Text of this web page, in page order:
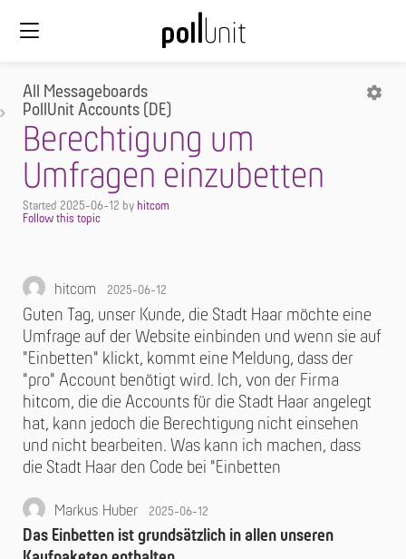
All Messageboards
PollUnit Accounts (DE)
Berechtigung um
Umfragen einzubetten
Started 2025-06-12 by hitcom
hitcom 2025-06-12
Guten Tag, unser Kunde, die Stadt Haar möchte eine
Umfrage auf der Website einbinden und wenn sie auf
"Einbetten" klickt, kommt eine Meldung, dass der
"pro" Account benötigt wird. Ich, von der Firma
hitcom, die die Accounts für die Stadt Haar angelegt
hat, kann jedoch die Berechtigung nicht einsehen
und nicht bearbeiten. Was kann ich machen, dass
die Stadt Haar den Code bei "Einbetten
Markus Huber 2025-06-12
Das Einbetten ist grundsätzlich in allen unseren